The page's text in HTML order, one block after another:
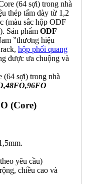
thép tấm dày từ 1,2
(màu sắc hộp ODF
Sản phẩm ODF
”thương hiệu
hộp phối quang
được ưa chuộng và
(Core)
yêu cầu)
chiều cao và